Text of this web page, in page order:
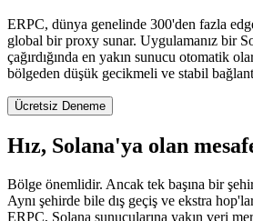
ERPC, dünya genelinde 300'den fazla
global bir proxy sunar. Uygulamanız bir
çağırdığında en yakın sunucu otomatik
bölgeden düşük gecikmeli ve stabil
Ücretsiz Deneme
Hız, Solana'ya olan
Bölge önemlidir. Ancak tek başına bir
Aynı şehirde bile dış geçiş ve ekstra
ERPC, Solana sunucularına yakın veri